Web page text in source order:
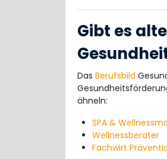
Gibt es
Das Berufsbild
ähneln:
SPA &
Wellnessberater
Fachwirt